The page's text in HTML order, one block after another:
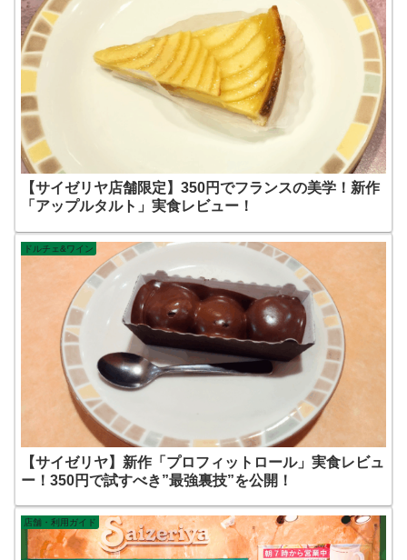
【サイゼリヤ店舗限定】350円でフランスの美学！新作
「アップルタルト」実食レビュー！
ドルチェ&ワイン
【サイゼリヤ】新作「プロフィットロール」実食レビュ
ー！350円で試すべき”最強裏技”を公開！
店舗・利用ガイド